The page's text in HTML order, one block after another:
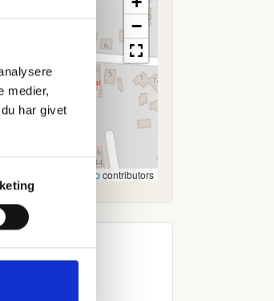
medier,
har givet
−
OpenStreetMapcontributors